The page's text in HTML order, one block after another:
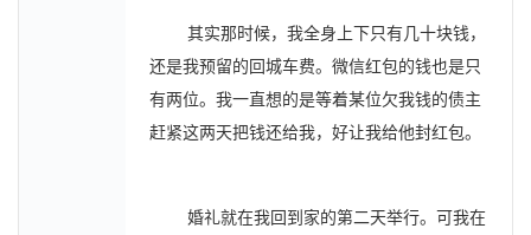
其实那时候，我全身上下只有几十块钱，
还是我预留的回城车费。微信红包的钱也是只
有两位。我一直想的是等着某位欠我钱的债主
赶紧这两天把钱还给我，好让我给他封红包。
婚礼就在我回到家的第二天举行。可我在